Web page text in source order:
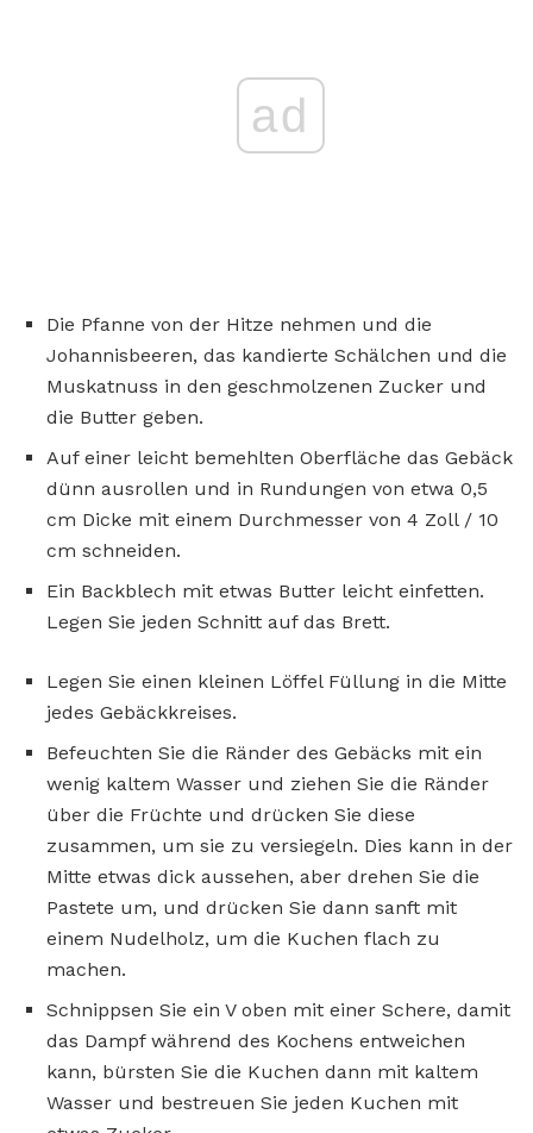
ad
Die Pfanne von der Hitze nehmen und die
Johannisbeeren, das kandierte Schälchen und die
Muskatnuss in den geschmolzenen Zucker und
die Butter geben.
Auf einer leicht bemehlten Oberfläche das Gebäck
dünn ausrollen und in Rundungen von etwa 0,5
cm Dicke mit einem Durchmesser von 4 Zoll / 10
cm schneiden.
Ein Backblech mit etwas Butter leicht einfetten.
Legen Sie jeden Schnitt auf das Brett.
Legen Sie einen kleinen Löffel Füllung in die Mitte
jedes Gebäckkreises.
Befeuchten Sie die Ränder des Gebäcks mit ein
wenig kaltem Wasser und ziehen Sie die Ränder
über die Früchte und drücken Sie diese
zusammen, um sie zu versiegeln. Dies kann in der
Mitte etwas dick aussehen, aber drehen Sie die
Pastete um, und drücken Sie dann sanft mit
einem Nudelholz, um die Kuchen flach zu
machen.
Schnippsen Sie ein V oben mit einer Schere, damit
das Dampf während des Kochens entweichen
kann, bürsten Sie die Kuchen dann mit kaltem
Wasser und bestreuen Sie jeden Kuchen mit